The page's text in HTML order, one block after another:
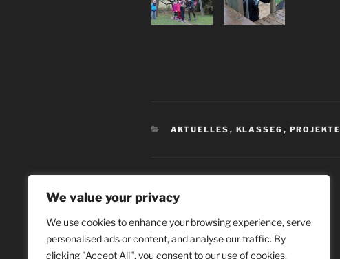
We value your privacy
We use cookies to enhance your browsing experience, serve
personalised ads or content, and analyse our traffic. By
clicking "Accept All", you consent to our use of cookies.
AKTUELLES , KLASSE6 , PROJEKTE
Müll kann Kunst – "Alles leuchtet"